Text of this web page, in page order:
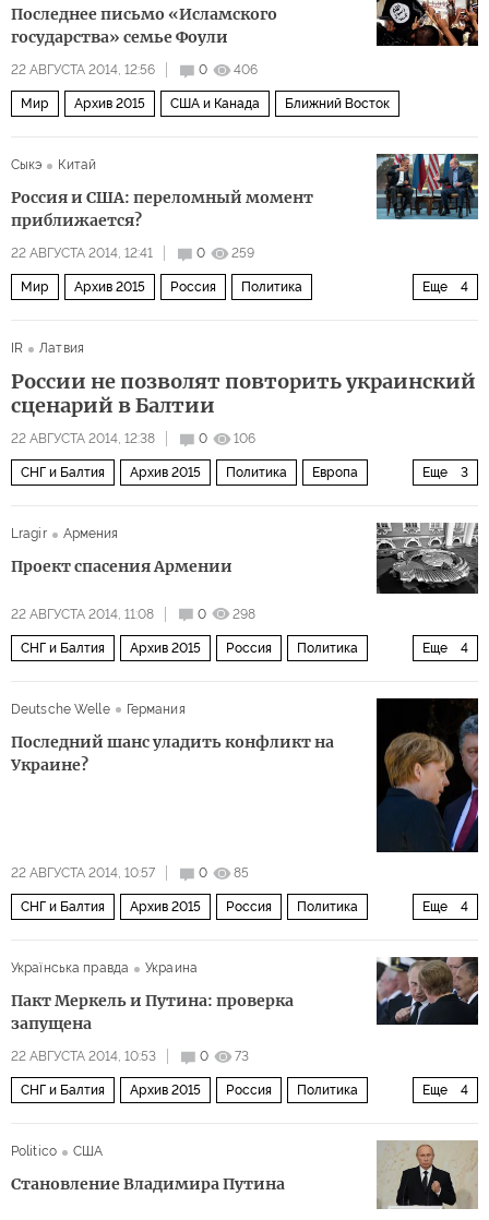
Последнее письмо «Исламского
государства» семье Фоули
22 АВГУСТА 2014, 12:56 0 406
Мир Архив 2015 США и Канада Ближний Восток
Сыкэ Китай
Россия и США: переломный момент
приближается?
22 АВГУСТА 2014, 12:41 0 259
Еще 4
Мир Архив 2015 Россия Политика
IR Латвия
России не позволят повторить украинский
сценарий в Балтии
22 АВГУСТА 2014, 12:38 0 106
Еще 3
СНГ и Балтия Архив 2015 Политика Европа
Lragir
Армения
Проект спасения Армении
22 АВГУСТА 2014, 11:08 0 298
Еще 4
СНГ и Балтия Архив 2015 Россия Политика
Deutsche Welle
Германия
Последний шанс уладить конфликт на
Украине?
22 АВГУСТА 2014, 10:57 0 85
Еще 4
СНГ и Балтия Архив 2015 Россия Политика
Українська правда
Украина
Пакт Меркель и Путина: проверка
запущена
22 АВГУСТА 2014, 10:53 0 73
Еще 4
СНГ и Балтия Архив 2015 Россия Политика
Politico
США
Становление Владимира Путина